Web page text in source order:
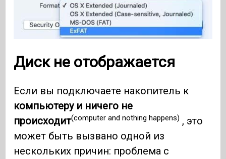
Диск не отображается
Если вы подключаете накопитель к
компьютеру и ничего не
происходит(computer and nothing happens) , это
может быть вызвано одной из
нескольких причин: проблема с